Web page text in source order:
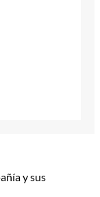
y sus